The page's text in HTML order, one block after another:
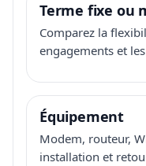
Terme fixe ou
Comparez la
engagements et
Équipement
Modem, routeur,
installation et